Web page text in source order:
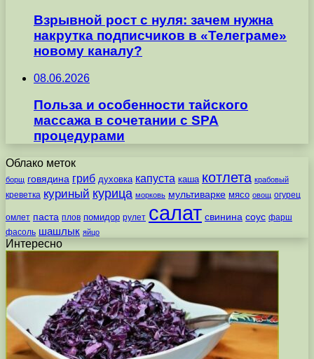
Взрывной рост с нуля: зачем нужна
накрутка подписчиков в «Телеграме»
новому каналу?
08.06.2026
Польза и особенности тайского
массажа в сочетании с SPA
процедурами
Облако меток
борщ говядина гриб духовка капуста каша котлета крабовый
креветка куриный курица морковь мультиварке мясо овощ огурец
омлет паста плов помидор рулет салат свинина соус фарш
фасоль шашлык яйцо
Интересно